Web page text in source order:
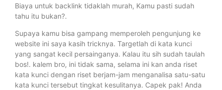
Biaya untuk backlink tidaklah murah, Kamu pasti sudah
tahu itu bukan?.
Supaya kamu bisa gampang memperoleh pengunjung ke
website ini saya kasih tricknya. Targetlah di kata kunci
yang sangat kecil persainganya. Kalau itu sih sudah taulah
bos!. kalem bro, ini tidak sama, selama ini kan anda riset
kata kunci dengan riset berjam-jam menganalisa satu-satu
kata kunci tersebut tingkat kesulitanya. Capek pak! Anda